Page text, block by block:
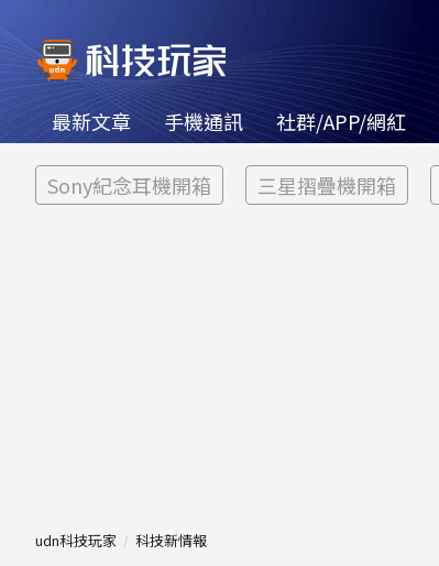
最新文章 手機通訊 社群/APP/網紅
Sony紀念耳機開箱 三星摺疊機開箱
udn科技玩家 科技新情報